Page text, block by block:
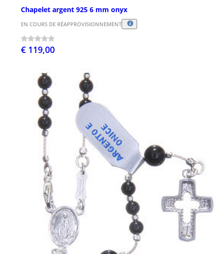
Chapelet argent 925 6 mm onyx
EN COURS DE RÉAPPROVISIONNEMENT
€ 119,00